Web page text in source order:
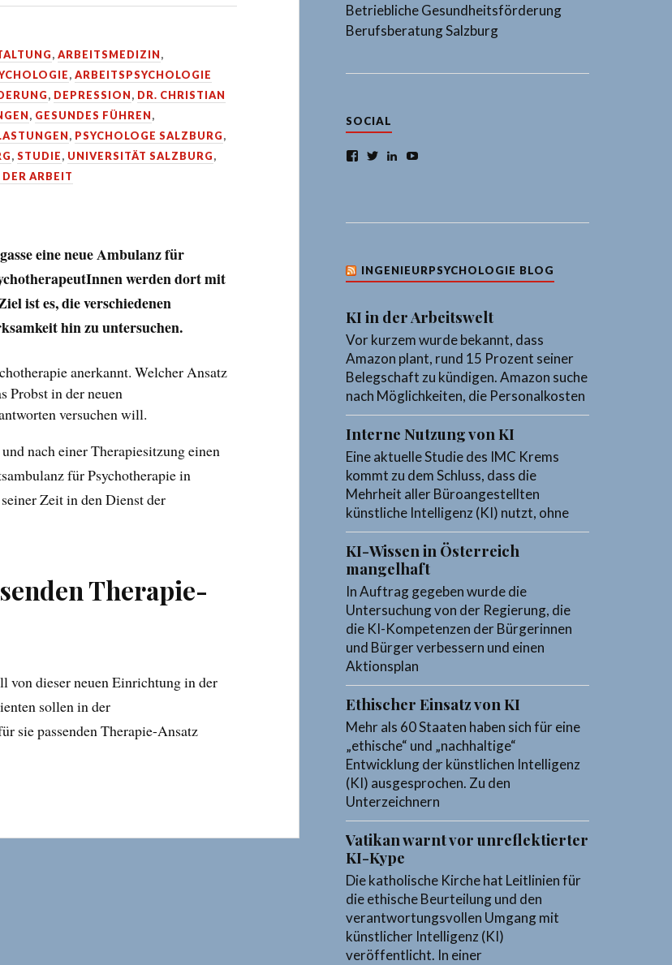
, ARBEITSMEDIZIN,
,ARBEITSPSYCHOLOGIE
, DEPRESSION, DR. CHRISTIAN
, GESUNDES FÜHREN,
, PSYCHOLOGE SALZBURG,
,STUDIE, UNIVERSITÄT SALZBURG,
ARBEIT
eine neue Ambulanz für
werden dort mit
ist es, die verschiedenen
hin zu untersuchen.
anerkannt. Welcher Ansatz
Probst in der neuen
versuchen will.
nach einer Therapiesitzung einen
für Psychotherapie in
Zeit in den Dienst der
Therapie-
von dieser neuen Einrichtung in der
sollen in der
sie passenden Therapie-Ansatz
Betriebliche Gesundheitsförderung
Berufsberatung Salzburg
SOCIAL
Facebook
TwitterLinkedIn
YouTube
INGENIEURPSYCHOLOGIE BLOG
KI in der Arbeitswelt
Vor kurzem wurde bekannt, dass
Amazon plant, rund 15 Prozent seiner
Belegschaft zu kündigen. Amazon suche
nach Möglichkeiten, die Personalkosten
Interne Nutzung von KI
Eine aktuelle Studie des IMC Krems
kommt zu dem Schluss, dass die
Mehrheit aller Büroangestellten
künstliche Intelligenz (KI) nutzt, ohne
KI-Wissen in Österreich
mangelhaft
In Auftrag gegeben wurde die
Untersuchung von der Regierung, die
die KI-Kompetenzen der Bürgerinnen
und Bürger verbessern und einen
Aktionsplan
Ethischer Einsatz von KI
Mehr als 60 Staaten haben sich für eine
„ethische“ und „nachhaltige“
Entwicklung der künstlichen Intelligenz
(KI) ausgesprochen. Zu den
Unterzeichnern
Vatikan warnt vor unreflektierter
KI-Kype
Die katholische Kirche hat Leitlinien für
die ethische Beurteilung und den
verantwortungsvollen Umgang mit
künstlicher Intelligenz (KI)
veröffentlicht. In einer